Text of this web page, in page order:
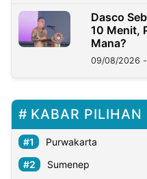
Dasco
10 Menit,
Mana?
09/08/2026 -
KABAR PILIHAN
Purwakarta
Sumenep